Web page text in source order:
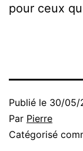
pour ceux
Publié le 30/05/
Par Pierre
Catégorisé